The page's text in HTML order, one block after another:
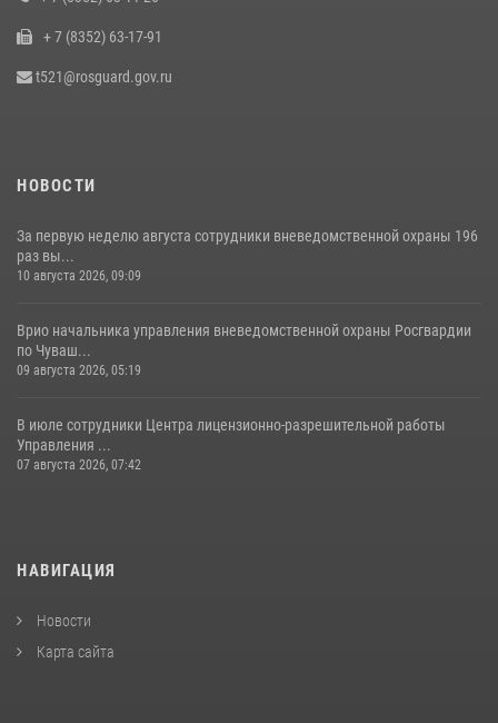
Офицер СОБР «Искра» завоевал серебряную медаль на чемпионате
+ 7 (8352) 63-17-91
t521@rosguard.gov.ru
НОВОСТИ
За первую неделю августа сотрудники вневедомственной охраны 196
раз вы...
10 августа 2026, 09:09
Врио начальника управления вневедомственной охраны Росгвардии
по Чуваш...
09 августа 2026, 05:19
В июле сотрудники Центра лицензионно-разрешительной работы
Управления ...
07 августа 2026, 07:42
НАВИГАЦИЯ
Новости
Карта сайта